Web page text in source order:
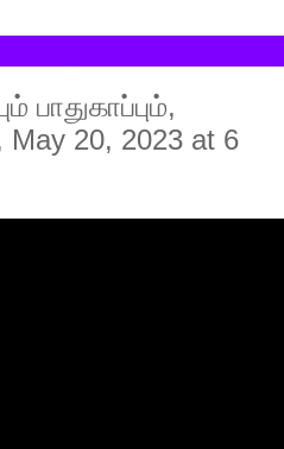
பாதுகாப்பும்,
May 20, 2023 at 6